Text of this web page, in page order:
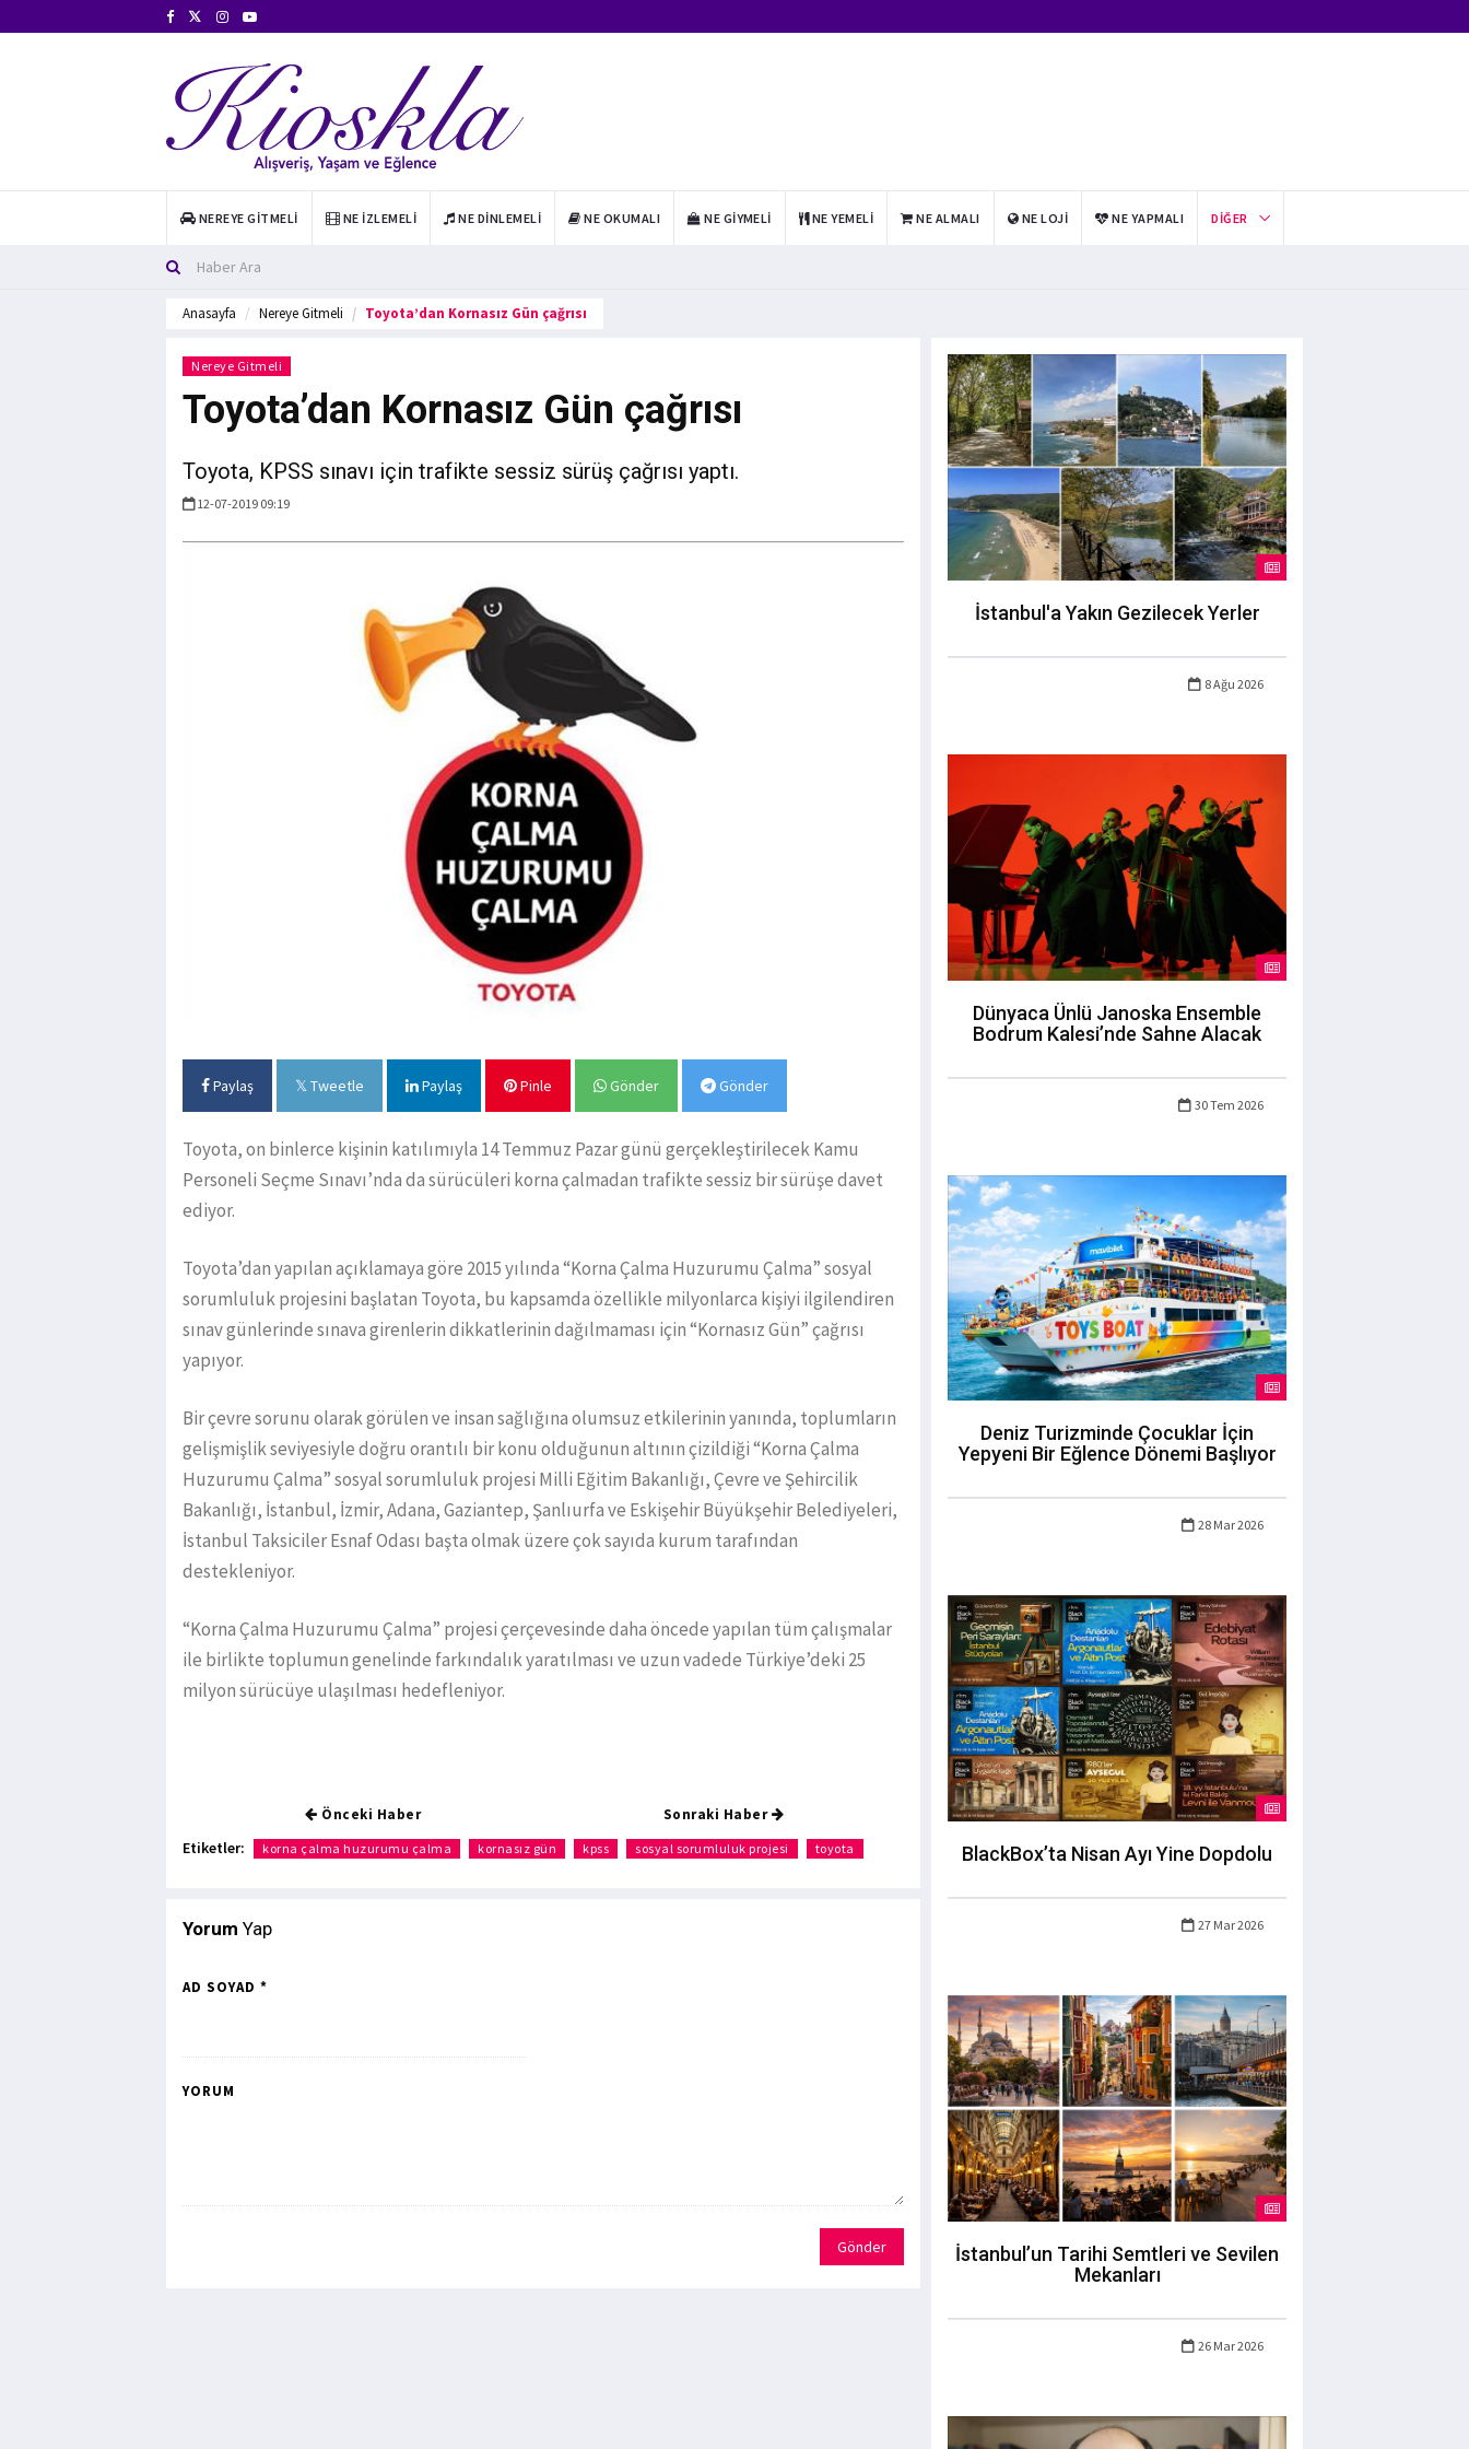
NEREYE GITMELI NE İZLEMELI NE DINLEMELI NE OKUMALI NE GIYMELI NE YEMELI NE ALMALI NE LOJI NE YAPMALI DIĞER
Anasayfa Nereye Gitmeli Toyota’dan Kornasız Gün çağrısı
Nereye Gitmeli
Toyota’dan Kornasız Gün çağrısı
Toyota, KPSS sınavı için trafikte sessiz sürüş çağrısı yaptı.
12-07-2019 09:19
Paylaş Tweetle Paylaş Pinle Gönder Gönder
Toyota, on binlerce kişinin katılımıyla 14 Temmuz Pazar günü gerçekleştirilecek Kamu
Personeli Seçme Sınavı’nda da sürücüleri korna çalmadan trafikte sessiz bir sürüşe davet
ediyor.
Toyota’dan yapılan açıklamaya göre 2015 yılında “Korna Çalma Huzurumu Çalma” sosyal
sorumluluk projesini başlatan Toyota, bu kapsamda özellikle milyonlarca kişiyi ilgilendiren
sınav günlerinde sınava girenlerin dikkatlerinin dağılmaması için “Kornasız Gün” çağrısı
yapıyor.
Bir çevre sorunu olarak görülen ve insan sağlığına olumsuz etkilerinin yanında, toplumların
gelişmişlik seviyesiyle doğru orantılı bir konu olduğunun altının çizildiği “Korna Çalma
Huzurumu Çalma” sosyal sorumluluk projesi Milli Eğitim Bakanlığı, Çevre ve Şehircilik
Bakanlığı, İstanbul, İzmir, Adana, Gaziantep, Şanlıurfa ve Eskişehir Büyükşehir Belediyeleri,
İstanbul Taksiciler Esnaf Odası başta olmak üzere çok sayıda kurum tarafından
destekleniyor.
“Korna Çalma Huzurumu Çalma” projesi çerçevesinde daha öncede yapılan tüm çalışmalar
ile birlikte toplumun genelinde farkındalık yaratılması ve uzun vadede Türkiye’deki 25
milyon sürücüye ulaşılması hedefleniyor.
Önceki Haber Sonraki Haber
Etiketler: korna çalma huzurumu çalma kornasız gün kpss sosyal sorumluluk projesi toyota
Yorum Yap
AD SOYAD *
YORUM
Gönder
İstanbul'a Yakın Gezilecek Yerler
8 Ağu 2026
Dünyaca Ünlü Janoska Ensemble
Bodrum Kalesi’nde Sahne Alacak
30 Tem 2026
Deniz Turizminde Çocuklar İçin
Yepyeni Bir Eğlence Dönemi Başlıyor
28 Mar 2026
BlackBox’ta Nisan Ayı Yine Dopdolu
27 Mar 2026
İstanbul’un Tarihi Semtleri ve Sevilen
Mekanları
26 Mar 2026